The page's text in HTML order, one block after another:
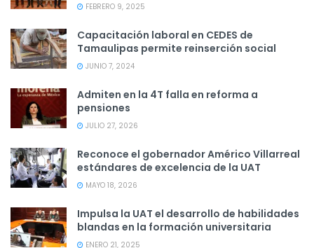
FEBRERO 9, 2025
Capacitación laboral en CEDES de
Tamaulipas permite reinserción social
JUNIO 7, 2024
Admiten en la 4T falla en reforma a
pensiones
JULIO 27, 2026
Reconoce el gobernador Américo Villarreal
estándares de excelencia de la UAT
MAYO 18, 2026
Impulsa la UAT el desarrollo de habilidades
blandas en la formación universitaria
ENERO 21, 2025